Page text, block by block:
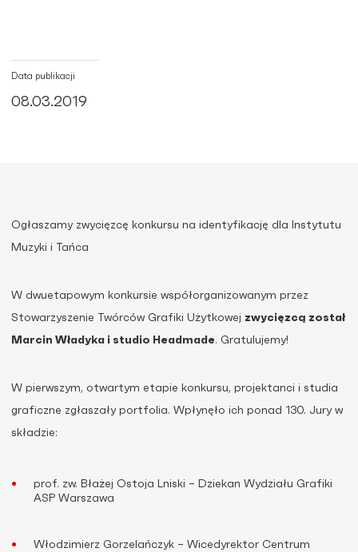
Data publikacji
08.03.2019
Ogłaszamy zwycięzcę konkursu na identyfikację dla Instytutu
Muzyki i Tańca
W dwuetapowym konkursie współorganizowanym przez
Stowarzyszenie Twórców Grafiki Użytkowej zwycięzcą został
Marcin Władyka i studio Headmade. Gratulujemy!
W pierwszym, otwartym etapie konkursu, projektanci i studia
graficzne zgłaszały portfolia. Wpłynęło ich ponad 130. Jury w
składzie:
prof. zw. Błażej Ostoja Lniski – Dziekan Wydziału Grafiki
ASP Warszawa
Włodzimierz Gorzelańczyk – Wicedyrektor Centrum